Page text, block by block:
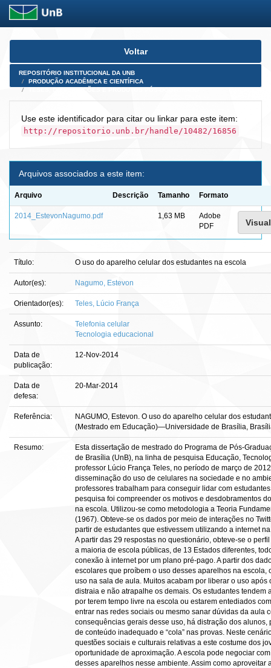
Skip
Voltar
REPOSITÓRIO INSTITUCIONAL DA UNB
PRODUÇÃO ACADÊMICA E CIENTÍFICA
Use este identificador para citar ou linkar para este item:
http://repositorio.unb.br/handle/10482/16856
Arquivos associados a este item:
Arquivo Descrição Tamanho Formato
2014_EstevonNagumo.pdf 1,63 MB
Adobe
PDF
Título: O uso do aparelho celular dos estudantes na escola
Autor(es): Nagumo, Estevon
Orientador(es): Teles, Lúcio França
Assunto:
Telefonia celular
Tecnologia educacional
Data de
publicação:
12-Nov-2014
Data de
defesa:
20-Mar-2014
Referência:
NAGUMO, Estevon. O uso do aparelho celular dos
(Mestrado em Educação)—Universidade de Brasília,
Resumo:
Esta dissertação de mestrado do Programa de Pós-
de Brasília (UnB), na linha de pesquisa Educação,
professor Lúcio França Teles, no período de março de
disseminação do uso de celulares na sociedade e no
professores trabalham para conseguir lidar com
pesquisa foi compreender os motivos e desdobramentos
na escola. Utilizou-se como metodologia a Teoria
(1967). Obteve-se os dados por meio de interações no
partir de estudantes que estivessem utilizando a internet
A partir das 29 respostas no questionário, obteve-se o
a maioria de escola públicas, de 13 Estados diferentes,
conexão à internet por um plano pré-pago. A partir dos
escolares que proíbem o uso desses aparelhos na
uso na sala de aula. Muitos acabam por liberar o uso
distraia e não atrapalhe os demais. Os estudantes
por terem tempo livre na escola ou estarem entediados
entrar nas redes sociais ou mesmo sanar dúvidas da aula
consequências gerais desse uso, há distração dos
de conteúdo inadequado e “cola” nas provas. Neste
questões sociais e culturais relativas a este costume dos
oportunidade de aproximação. A escola pode negociar
desses aparelhos nesse ambiente. Assim como